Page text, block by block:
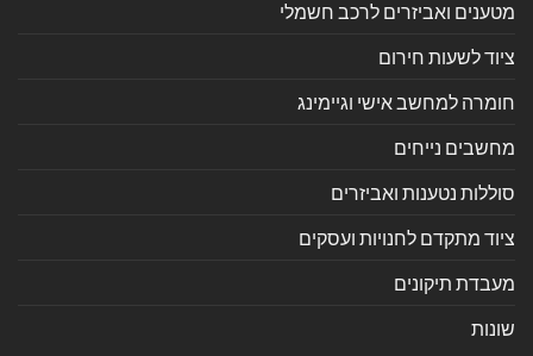
מטענים ואביזרים לרכב חשמלי
ציוד לשעות חירום
חומרה למחשב אישי וגיימינג
מחשבים נייחים
סוללות נטענות ואביזרים
ציוד מתקדם לחנויות ועסקים
מעבדת תיקונים
שונות